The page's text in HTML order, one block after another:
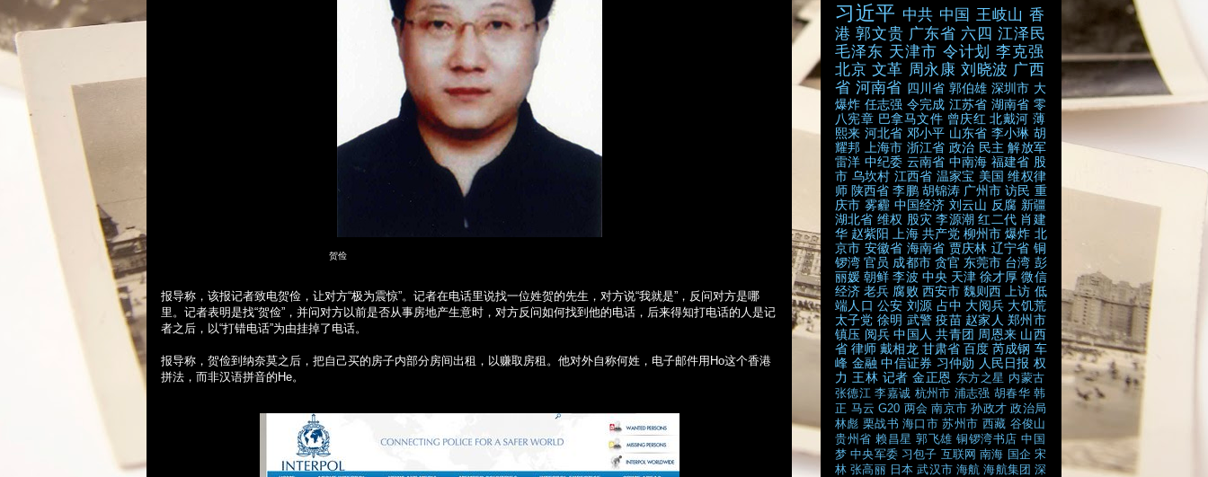
贺俭
报导称，该报记者致电贺俭，让对方“极为震惊”。记者在电话里说找一位姓贺的先生，对方说“我就是”，反问对方是哪
里。记者表明是找“贺俭”，并问对方以前是否从事房地产生意时，对方反问如何找到他的电话，后来得知打电话的人是记
者之后，以“打错电话”为由挂掉了电话。
报导称，贺俭到纳奈莫之后，把自己买的房子内部分房间出租，以赚取房租。他对外自称何姓，电子邮件用Ho这个香港
拼法，而非汉语拼音的He。
习近平 中共 中国 王岐山 香
港 郭文贵 广东省 六四 江泽民
毛泽东 天津市 令计划 李克强
北京 文革 周永康 刘晓波 广西
省 河南省 四川省 郭伯雄 深圳市 大
爆炸 任志强 令完成 江苏省 湖南省 零
八宪章 巴拿马文件 曾庆红 北戴河 薄
熙来 河北省 邓小平 山东省 李小琳 胡
耀邦
上海市 浙江省 政治 民主 解放军
雷洋 中纪委 云南省 中南海 福建省 股
市 乌坎村 江西省 温家宝 美国 维权律
师 陕西省 李鹏 胡锦涛 广州市 访民 重
庆市 雾霾 中国经济 刘云山 反腐 新疆
湖北省 维权 股灾 李源潮 红二代 肖建
华 赵紫阳 上海 共产党 柳州市 爆炸 北
京市 安徽省 海南省 贾庆林 辽宁省 铜
锣湾 官员 成都市 贪官 东莞市 台湾 彭
丽媛 朝鲜 李波 中央 天津 徐才厚 微信
经济 老兵 腐败 西安市 魏则西 上访 低
端人口 公安 刘源 占中 大阅兵 大饥荒
太子党 徐明 武警 疫苗 赵家人 郑州市
镇压 阅兵 中国人 共青团 周恩来 山西
省 律师 戴相龙 甘肃省 百度 芮成钢 车
峰 金融 中信证券 习仲勋 人民日报 权
力 王林 记者 金正恩 东方之星 内蒙古
张德江 李嘉诚 杭州市 浦志强 胡春华 韩
正 马云 G20 两会 南京市 孙政才 政治局
林彪 栗战书 海口市 苏州市 西藏 谷俊山
贵州省 赖昌星 郭飞雄 铜锣湾书店 中国
梦 中央军委 习包子 互联网 南海 国企 宋
林 张高丽 日本 武汉市 海航 海航集团 深